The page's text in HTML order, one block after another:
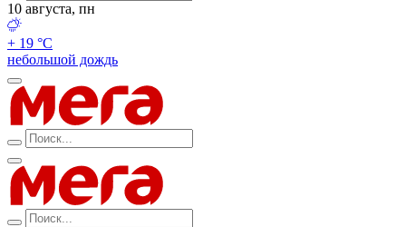
10 августа, пн
+ 19 °С
небольшой дождь